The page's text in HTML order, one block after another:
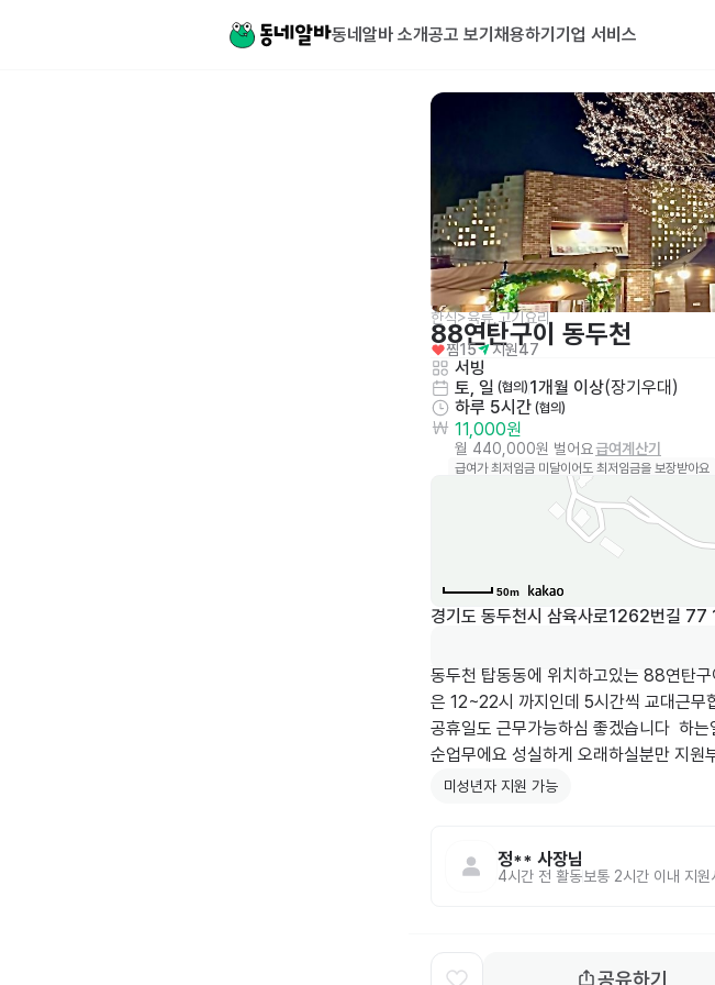
동네알바 소개공고 보기 채용하기 기업 서비스
한식>육류,고기요리
88연탄구이 동두천
찜15 지원47
서빙
토, 일 (협의) 1개월 이상(장기우대 )
하루 5시간 (협의)
11,000원
월 440,000원 벌어요급여계산기
급여가 최저임금 미달이어도 최저임금을 보장받아요
50m
경기도 동두천시 삼육사로1262번길 77
동두천 탑동동에 위치하고있는 88연탄
은 12~22시 까지인데 5시간씩 교대근무
공휴일도 근무가능하심 좋겠습니다  하
순업무에요 성실하게 오래하실분만 지원
미성년자 지원 가능
정** 사장님
4시간 전 활동보통 2시간 이내 지원
공유하기